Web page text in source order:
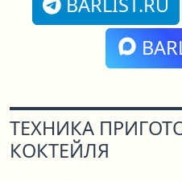
ТЕХНИКА
КОКТЕЙЛЯ